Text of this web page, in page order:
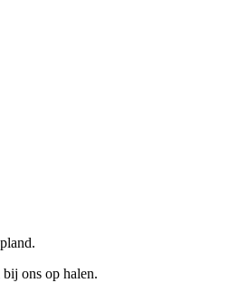
ons op halen.